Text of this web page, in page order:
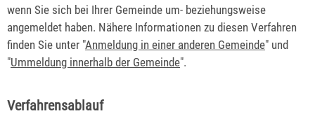
wenn Sie sich bei Ihrer Gemeinde um- beziehungsweise
angemeldet haben. Nähere Informationen zu diesen Verfahren
finden Sie unter "Anmeldung in einer anderen Gemeinde" und
"Ummeldung innerhalb der Gemeinde".
Verfahrensablauf